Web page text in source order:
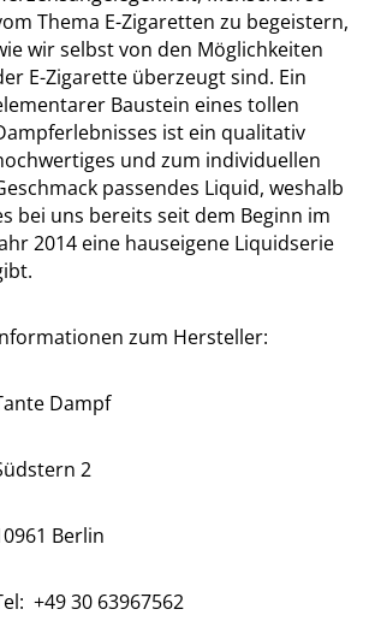
Thema E-Zigaretten zu begeistern,
wir selbst von den Möglichkeiten
E-Zigarette überzeugt sind. Ein
Baustein eines tollen
ist ein qualitativ
und zum individuellen
passendes Liquid, weshalb
bei uns bereits seit dem Beginn im
2014 eine hauseigene Liquidserie
zum Hersteller:
Dampf
2
Berlin
+49 30 63967562